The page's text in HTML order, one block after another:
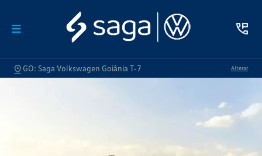
GO: Saga Volkswagen Goiânia T-7 Alterar